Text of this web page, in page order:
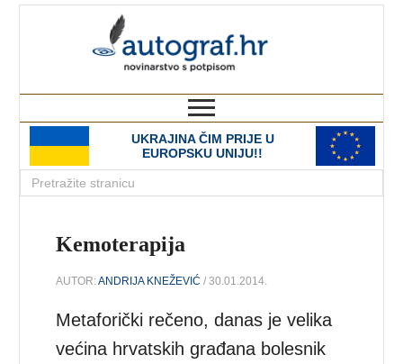
UKRAJINA ČIM PRIJE U
EUROPSKU UNIJU!!
Kemoterapija
AUTOR:ANDRIJA KNEŽEVIĆ / 30.01.2014.
Metaforički rečeno, danas je velika
većina hrvatskih građana bolesnik